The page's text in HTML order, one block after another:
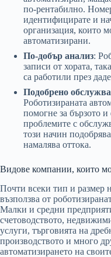
по-рентабилно.
идентифицирате и
организация, които
автоматизирани.
По-добър анализ:
записи от хората,
са работили през
Подобрено
Роботизираната
помогне за бързото
проблемите с
този начин
намалява оттока.
Видове компании, които
Почти всеки тип и размер
възползва от
Малки и средни
счетоводството,
услуги, търговията на
производството и много
автоматизирането на